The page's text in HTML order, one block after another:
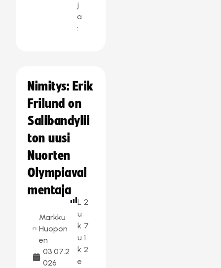
j
a
:
Nimitys: Erik
Frilund on
Salibandylii
ton uusi
Nuorten
Olympiaval
mentaja
Markku
Huopon
en
03.07.2
026
L
u
k
u
k
e
2
7
1
2